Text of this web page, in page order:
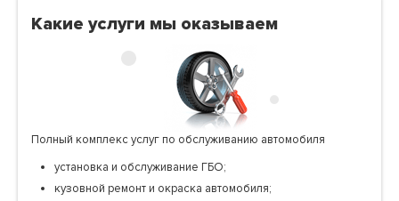
Какие услуги мы оказываем
Полный комплекс услуг по обслуживанию автомобиля
установка и обслуживание ГБО;
кузовной ремонт и окраска автомобиля;